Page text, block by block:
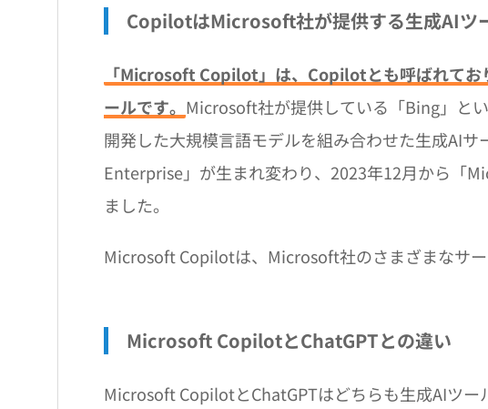
CopilotはMicrosoft社が提供する生成AIツ
「Microsoft Copilot」は、Copilotとも呼ばれて
ールです。 Microsoft社が提供している「Bing」と
開発した大規模言語モデルを組み合わせた生成AI
Enterprise」が生まれ変わり、2023年12月から「
ました。
Microsoft Copilotは、Microsoft社のさまざまなサー
Microsoft CopilotとChatGPTとの違い
Microsoft CopilotとChatGPTはどちらも生成AIツ